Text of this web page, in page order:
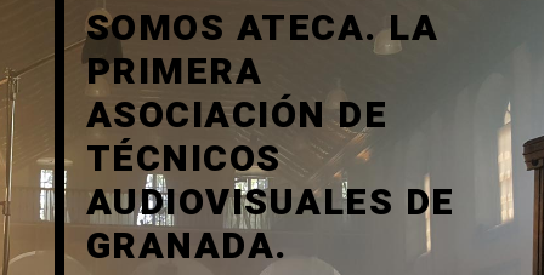
SOMOS ATECA. LA
PRIMERA
ASOCIACIÓN DE
TÉCNICOS
AUDIOVISUALES DE
GRANADA.